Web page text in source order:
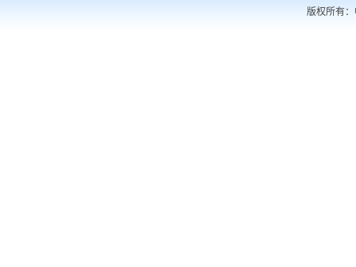
版权所有